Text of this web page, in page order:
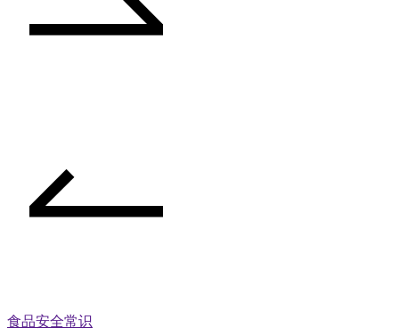
食品安全常识